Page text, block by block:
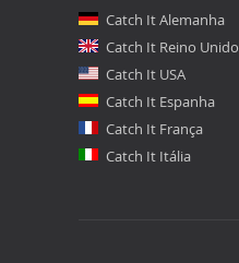
Catch It Alemanha
Catch It Reino Unido
Catch It USA
Catch It Espanha
Catch It França
Catch It Itália